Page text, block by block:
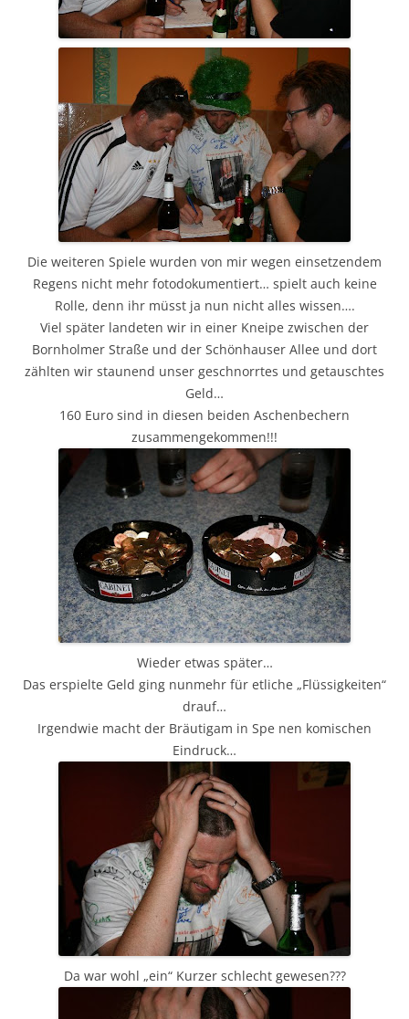
Die weiteren Spiele wurden von mir wegen einsetzendem
Regens nicht mehr fotodokumentiert… spielt auch keine
Rolle, denn ihr müsst ja nun nicht alles wissen….
Viel später landeten wir in einer Kneipe zwischen der
Bornholmer Straße und der Schönhauser Allee und dort
zählten wir staunend unser geschnorrtes und getauschtes
Geld…
160 Euro sind in diesen beiden Aschenbechern
zusammengekommen!!!
Wieder etwas später…
Das erspielte Geld ging nunmehr für etliche „Flüssigkeiten“
drauf…
Irgendwie macht der Bräutigam in Spe nen komischen
Eindruck…
Da war wohl „ein“ Kurzer schlecht gewesen???